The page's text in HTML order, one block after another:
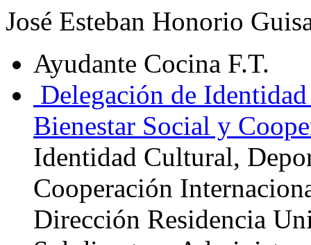
José Esteban Honorio
Ayudante Cocina F.T.
Delegación de
Bienestar Social y
Identidad Cultural,
Cooperación
Dirección Residencia